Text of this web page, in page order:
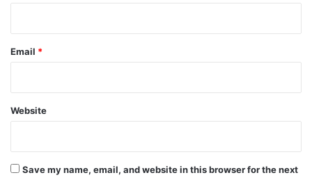
Email *
Website
Save my name, email, and website in this browser for the next